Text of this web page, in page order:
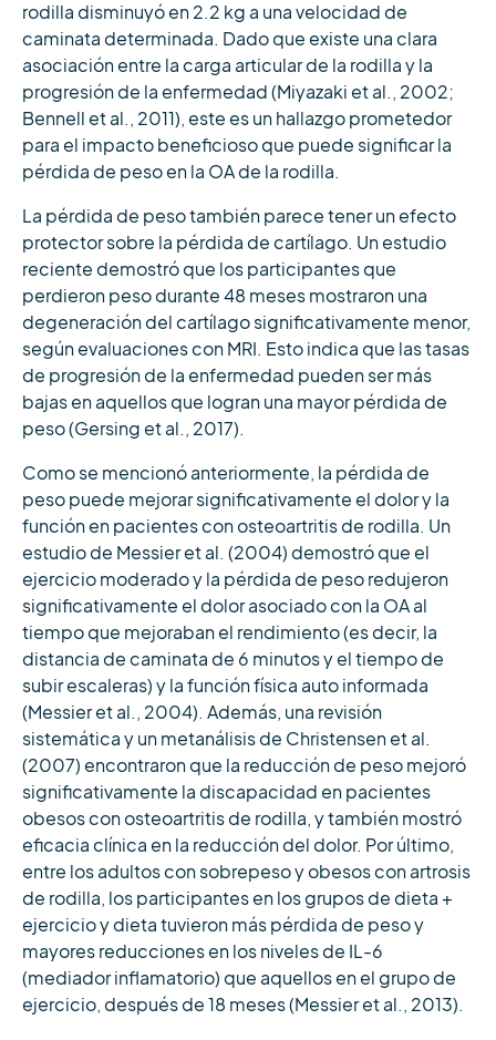
rodilla disminuyó en 2.2 kg a una velocidad de
caminata determinada. Dado que existe una clara
asociación entre la carga articular de la rodilla y la
progresión de la enfermedad (Miyazaki et al., 2002;
Bennell et al., 2011), este es un hallazgo prometedor
para el impacto beneficioso que puede significar la
pérdida de peso en la OA de la rodilla.
La pérdida de peso también parece tener un efecto
protector sobre la pérdida de cartílago. Un estudio
reciente demostró que los participantes que
perdieron peso durante 48 meses mostraron una
degeneración del cartílago significativamente menor,
según evaluaciones con MRI. Esto indica que las tasas
de progresión de la enfermedad pueden ser más
bajas en aquellos que logran una mayor pérdida de
peso (Gersing et al., 2017).
Como se mencionó anteriormente, la pérdida de
peso puede mejorar significativamente el dolor y la
función en pacientes con osteoartritis de rodilla. Un
estudio de Messier et al. (2004) demostró que el
ejercicio moderado y la pérdida de peso redujeron
significativamente el dolor asociado con la OA al
tiempo que mejoraban el rendimiento (es decir, la
distancia de caminata de 6 minutos y el tiempo de
subir escaleras) y la función física auto informada
(Messier et al., 2004). Además, una revisión
sistemática y un metanálisis de Christensen et al.
(2007) encontraron que la reducción de peso mejoró
significativamente la discapacidad en pacientes
obesos con osteoartritis de rodilla, y también mostró
eficacia clínica en la reducción del dolor. Por último,
entre los adultos con sobrepeso y obesos con artrosis
de rodilla, los participantes en los grupos de dieta +
ejercicio y dieta tuvieron más pérdida de peso y
mayores reducciones en los niveles de IL-6
(mediador inflamatorio) que aquellos en el grupo de
ejercicio, después de 18 meses (Messier et al., 2013).